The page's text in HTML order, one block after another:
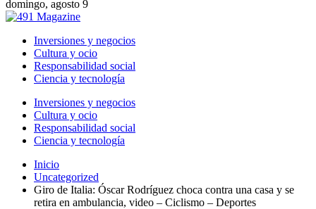
domingo, agosto 9
Inversiones y negocios
Cultura y ocio
Responsabilidad social
Ciencia y tecnología
Inversiones y negocios
Cultura y ocio
Responsabilidad social
Ciencia y tecnología
Inicio
Uncategorized
Giro de Italia: Óscar Rodríguez choca contra una casa y se
retira en ambulancia, video – Ciclismo – Deportes